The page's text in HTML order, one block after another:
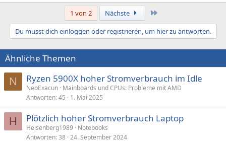
1 von 2 Nächste
Du musst dich einloggen oder registrieren, um hier zu antworten.
Ähnliche Themen
N Ryzen 5900X hoher Stromverbrauch im Idle
NeoExacun Mainboards und CPUs: Probleme mit AMD
Antworten 45 1. Mai 2025
H Plötzlich hoher Stromverbrauch Laptop
Heisenberg1989
Notebooks
Antworten 38 24. September 2024